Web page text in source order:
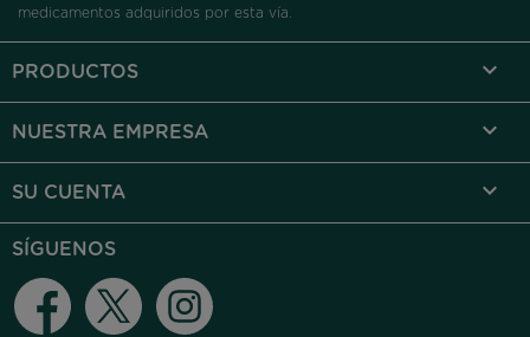
medicamentos adquiridos por esta vía.
PRODUCTOS 
NUESTRA EMPRESA 
SU CUENTA 
SÍGUENOS
Facebook Twitter